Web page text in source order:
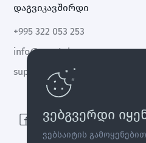
დაგვიკავშირდი
+995 322 053 253
info@cryptal.com
support@cryptal.com
ვებგვერდი
ვებსაიტის